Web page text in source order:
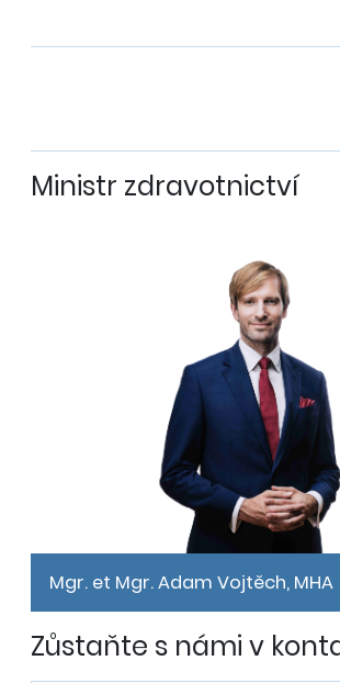
Ministr zdravotnictví
Mgr. et Mgr. Adam Vojtěch, MHA
Zůstaňte s námi v